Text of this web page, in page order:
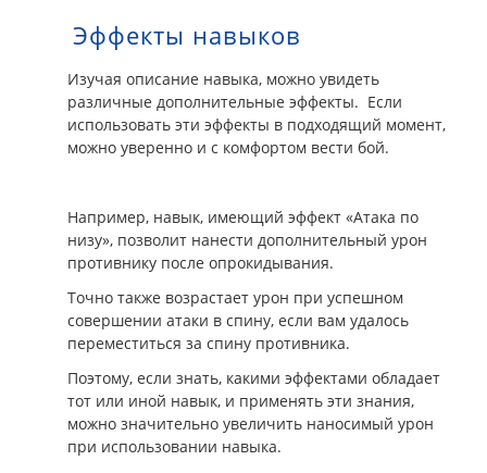
Эффекты навыков
Изучая описание навыка, можно увидеть
различные дополнительные эффекты. Если
использовать эти эффекты в подходящий момент,
можно уверенно и с комфортом вести бой.
Например, навык, имеющий эффект «Атака по
низу», позволит нанести дополнительный урон
противнику после опрокидывания.
Точно также возрастает урон при успешном
совершении атаки в спину, если вам удалось
переместиться за спину противника.
Поэтому, если знать, какими эффектами обладает
тот или иной навык, и применять эти знания,
можно значительно увеличить наносимый урон
при использовании навыка.